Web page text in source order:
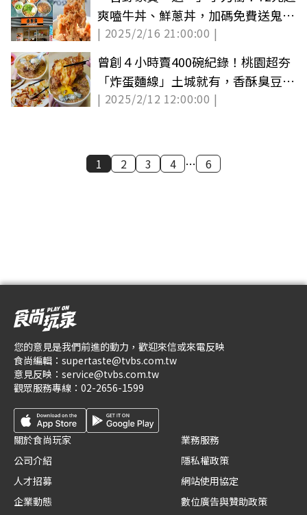
爽嗑牛丼、鮮蔥丼，加碼免費送鬼滅
陶瓷碗
| 2025/2/16 21:00:00 |
曾創４小時賣400碗紀錄！桃園超夯
「炸蛋麵線」土城就有，香酥臭豆腐
會噴汁
| 2025/2/12 12:00:00 |
1 2 3 4 … 6
您的意見是我們前進的動力，歡迎來信或來電反映
食尚編輯： supertaste@tvbs.com.tw
意見反映： service@tvbs.com.tw
觀眾服務專線： 02-2656-1599
關於食尚玩家
公司介紹
人才招募
企業動態
業務服務
隱私權政策
網站使用協定
數位廣告與贊助政策